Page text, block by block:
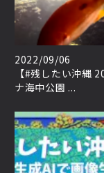
2022/09/06
【#残したい沖縄
ナ海中公園 ...